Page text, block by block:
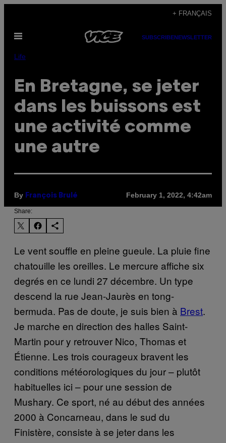
content
+ FRANÇAIS
Open
SUBSCRIBENEWSLETTER
Life
En Bretagne, se jeter
dans les buissons est
une activité comme
une autre
By François Brulé February 1, 2022, 4:42am
Share:
Le vent souffle en pleine gueule. La pluie fine
chatouille les oreilles. Le mercure affiche six
degrés en ce lundi 27 décembre. Un type
descend la rue Jean-Jaurès en tong-
bermuda. Pas de doute, je suis bien à Brest.
Je marche en direction des halles Saint-
Martin pour y retrouver Nico, Thomas et
Étienne. Les trois courageux bravent les
conditions météorologiques du jour – plutôt
habituelles ici – pour une session de
Mushary. Ce sport, né au début des années
2000 à Concarneau, dans le sud du
Finistère, consiste à se jeter dans les